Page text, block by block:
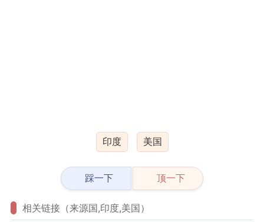
印度 美国
踩一下 顶一下
相关链接（来源国,印度,美国）